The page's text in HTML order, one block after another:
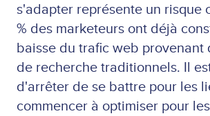
s'adapter représente un risque
% des marketeurs ont déjà
baisse du trafic web provenant
de recherche traditionnels. Il
d'arrêter de se battre pour les
commencer à optimiser pour